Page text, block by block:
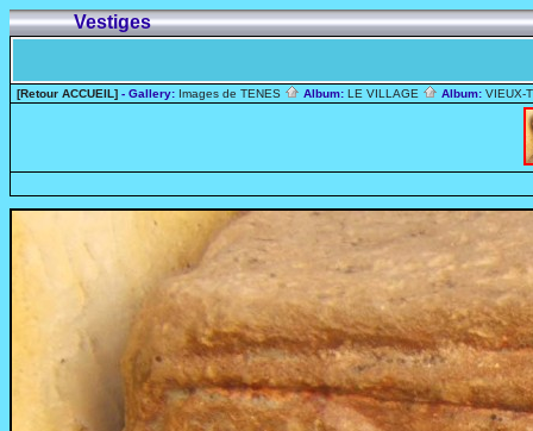
Vestiges
[Retour ACCUEIL] - Gallery: Images de TENES Album: LE VILLAGE Album: VIEUX-